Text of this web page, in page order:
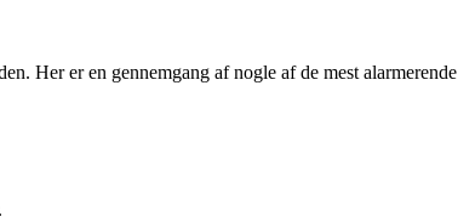
Her er en gennemgang af nogle af de mest alarmerende